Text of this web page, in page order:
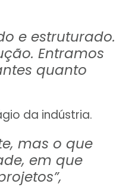
e estruturado.
Entramos
quanto
da indústria.
mas o que
em que